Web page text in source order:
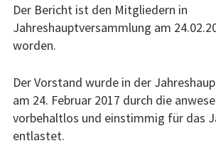
Der Bericht ist den Mitgliedern in
Jahreshauptversammlung am
worden.
Der Vorstand wurde in der
am 24. Februar 2017 durch die
vorbehaltlos und einstimmig für das
entlastet.